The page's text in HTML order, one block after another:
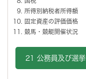
所得別納税者所得額
固定資産の評価価格
競馬・競艇開催状況
21 公務員及び選挙